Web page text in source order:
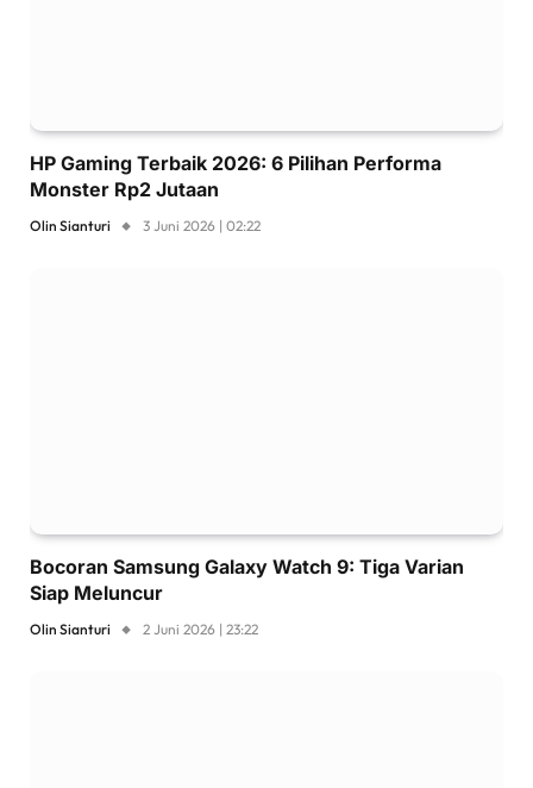
HP Gaming Terbaik 2026: 6 Pilihan Performa
Monster Rp2 Jutaan
Olin Sianturi 3 Juni 2026 | 02:22
Bocoran Samsung Galaxy Watch 9: Tiga Varian
Siap Meluncur
Olin Sianturi 2 Juni 2026 | 23:22